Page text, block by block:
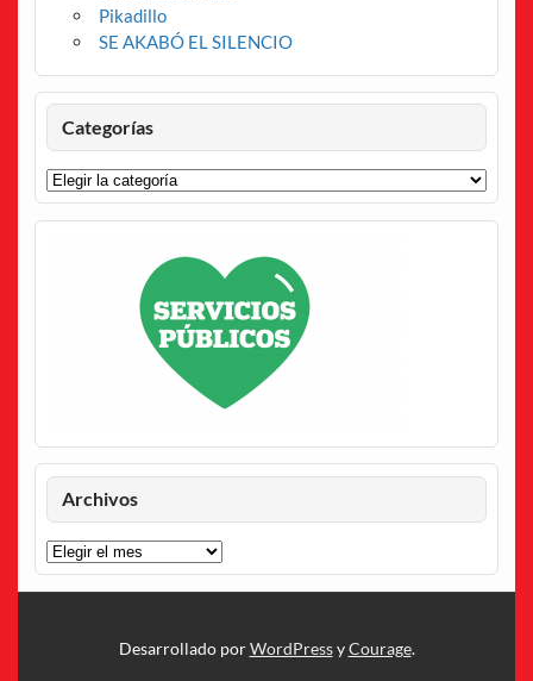
Pikadillo
SE AKABÓ EL SILENCIO
Categorías
Categorías
Archivos
Archivos
Desarrollado porWordPressyCourage.